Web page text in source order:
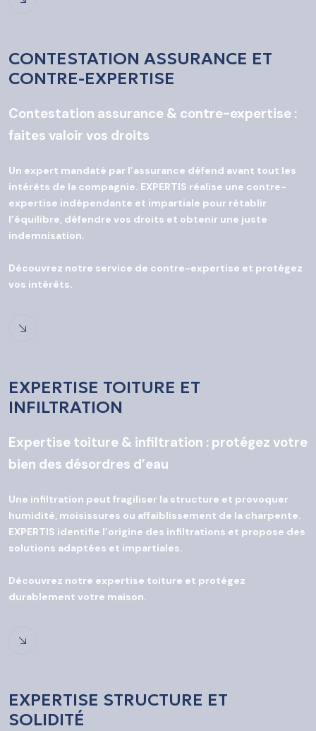
CONTESTATION ASSURANCE ET
CONTRE-EXPERTISE
Contestation assurance & contre-expertise :
faites valoir vos droits
Un expert mandaté par l’assurance défend avant tout les
intérêts de la compagnie. EXPERTIS réalise une contre-
expertise indépendante et impartiale pour rétablir
l’équilibre, défendre vos droits et obtenir une juste
indemnisation.
Découvrez notre service de contre-expertise et protégez
vos intérêts.
EXPERTISE TOITURE ET
INFILTRATION
Expertise toiture & infiltration : protégez votre
bien des désordres d’eau
Une infiltration peut fragiliser la structure et provoquer
humidité, moisissures ou affaiblissement de la charpente.
EXPERTIS identifie l’origine des infiltrations et propose des
solutions adaptées et impartiales.
Découvrez notre expertise toiture et protégez
durablement votre maison.
EXPERTISE STRUCTURE ET
SOLIDITÉ